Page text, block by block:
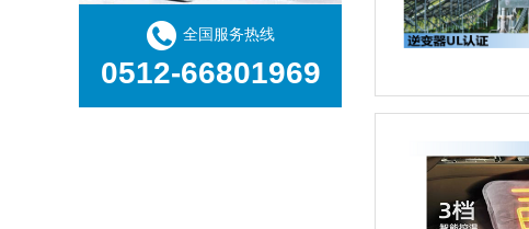
全国服务热线
0512-66801969